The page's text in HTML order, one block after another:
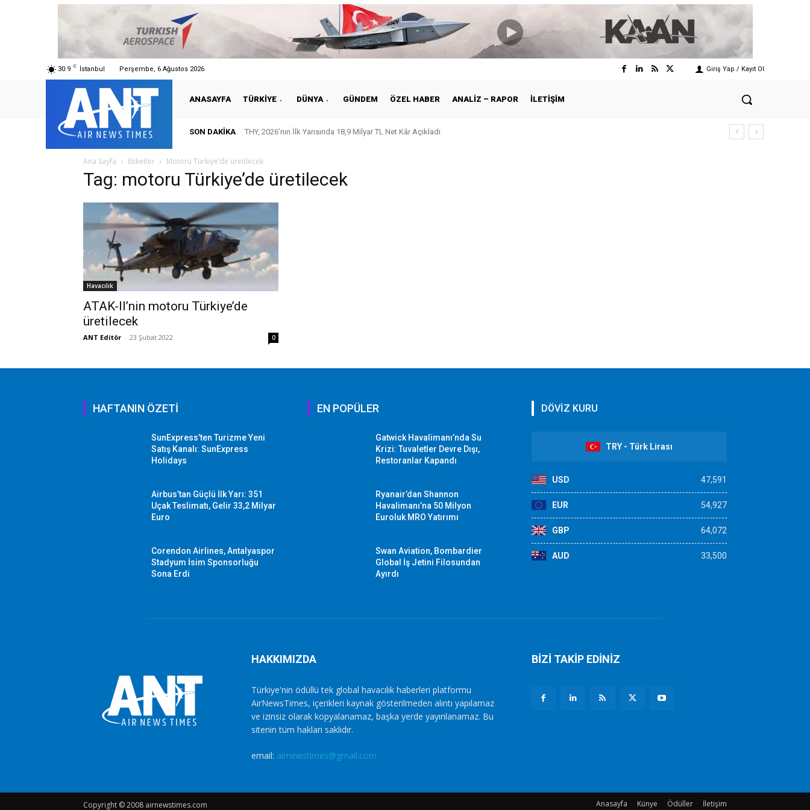
30.9 C İstanbul Perşembe, 6 Ağustos 2026 Giriş Yap / Kayıt Ol
ANASAYFA TÜRKIYE DÜNYA GÜNDEM ÖZEL HABER ANALIZ – RAPOR İLETIŞIM
SON DAKIKA THY, 2026’nın İlk Yarısında 18,9 Milyar TL Net Kâr Açıkladı
Ana Sayfa Etiketler Motoru Türkiye’de üretilecek
Tag: motoru Türkiye’de üretilecek
Havacılık
ATAK-II’nin motoru Türkiye’de
üretilecek
ANT Editör - 23 Şubat 2022 0
HAFTANIN ÖZETİ
SunExpress’ten Turizme Yeni
Satış Kanalı: SunExpress
Holidays
Airbus’tan Güçlü İlk Yarı: 351
Uçak Teslimatı, Gelir 33,2 Milyar
Euro
Corendon Airlines, Antalyaspor
Stadyum İsim Sponsorluğu
Sona Erdi
EN POPÜLER
Gatwick Havalimanı’nda Su
Krizi: Tuvaletler Devre Dışı,
Restoranlar Kapandı
Ryanair’dan Shannon
Havalimanı’na 50 Milyon
Euroluk MRO Yatırımı
Swan Aviation, Bombardier
Global İş Jetini Filosundan
Ayırdı
DÖVİZ KURU
TRY - Türk Lirası
USD 47,591
EUR 54,927
GBP 64,072
AUD 33,500
HAKKIMIZDA
Türkiye'nin ödüllü tek global havacılık haberleri platformu
AirNewsTimes, içerikleri kaynak gösterilmeden alıntı yapılamaz
ve izinsiz olarak kopyalanamaz, başka yerde yayınlanamaz. Bu
sitenin tüm hakları saklıdır.
email: airnewstimes@gmail.com
BİZİ TAKİP EDİNİZ
Copyright © 2008 airnewstimes.com Anasayfa Künye Ödüller İletişim